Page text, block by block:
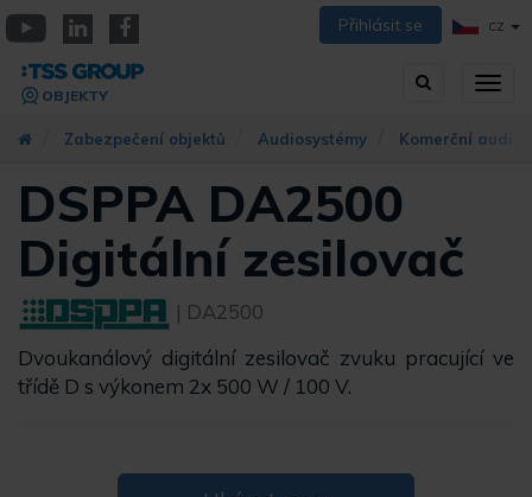
Přejít
k
hlavnímu
obsahu
Přihlásit se CZ
Vyhledávání
OBJEKTY
Zabezpečení objektů Audiosystémy Komerční audio
DSPPA DA2500
Digitální zesilovač
| DA2500
Dvoukanálový digitální zesilovač zvuku pracující ve
třídě D s výkonem 2x 500 W / 100 V.